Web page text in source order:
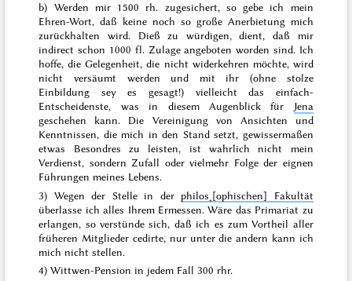
b) Werden mir 1500 rh. zugesichert, so gebe ich mein
Ehren-Wort, daß keine noch so große Anerbietung mich
zurückhalten wird. Dieß zu würdigen, dient, daß mir
indirect schon 1000 fl. Zulage angeboten worden sind. Ich
hoffe, die Gelegenheit, die nicht widerkehren möchte, wird
nicht versäumt werden und mit ihr (ohne stolze
Einbildung sey es gesagt!) vielleicht das einfach-
Entscheidenste, was in diesem Augenblick für Jena
geschehen kann. Die Vereinigung von Ansichten und
Kenntnissen, die mich in den Stand setzt, gewissermaßen
etwas Besondres zu leisten, ist wahrlich nicht mein
Verdienst, sondern Zufall oder vielmehr Folge der eignen
Führungen meines Lebens.
3) Wegen der Stelle in der philos˖[ophischen] Fakultät
überlasse ich alles IhremErmessen. Wäre das Primariat zu
erlangen, so verstünde sich, daß ich es zum Vortheil aller
früheren Mitglieder cedirte, nur unter die andern kann ich
mich nicht stellen.
4) Wittwen-Pension in jedem Fall 300 rhr.